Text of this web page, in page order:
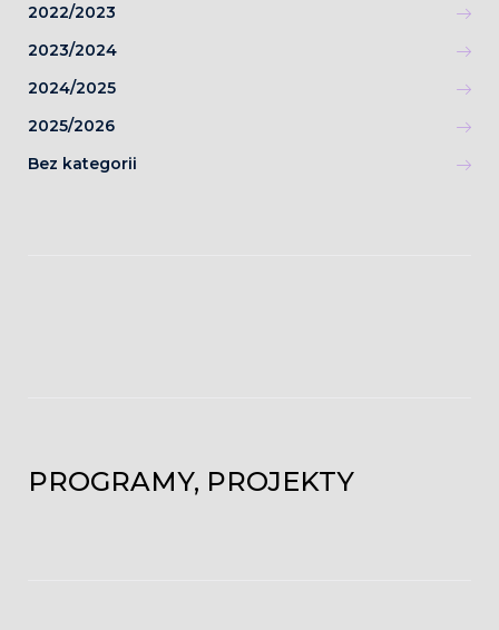
2022/2023
2023/2024
2024/2025
2025/2026
Bez kategorii
PROGRAMY, PROJEKTY